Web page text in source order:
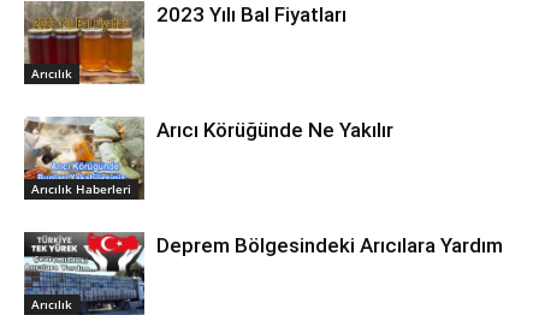
Arıcılık
2023 Yılı Bal Fiyatları
Arıcılık Haberleri
Arıcı Körüğünde Ne Yakılır
Arıcılık
Deprem Bölgesindeki Arıcılara Yardım